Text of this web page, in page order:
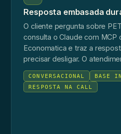
Resposta embasada
O cliente pergunta sobre
consulta o Claude com MCP
Economatica e traz a
precisar desligar. O
CONVERSACIONAL
BASE
RESPOSTA NA CALL